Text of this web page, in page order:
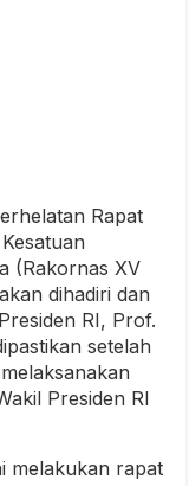
Rapat
(Rakornas XV
dihadiri dan
RI, Prof.
setelah
Presiden RI
melakukan rapat